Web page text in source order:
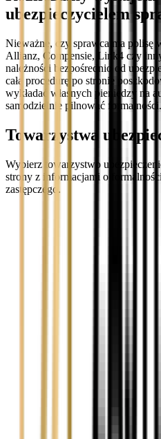
ubezpieczycielem
Nieważne, czy sprawca ma polisę
Allianz, Compensie, Link4 czy
należności bezpośrednio od
całą procedurę po stronie
wykładać własnych pieniędzy na
samodzielnie pilnować formalności.
Towarzystwa
Wybierz towarzystwo
strony z informacjami o
zastępczego.